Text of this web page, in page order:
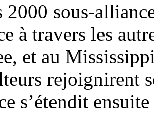
2000 sous-
à travers les
et au
rejoignirent
s’étendit